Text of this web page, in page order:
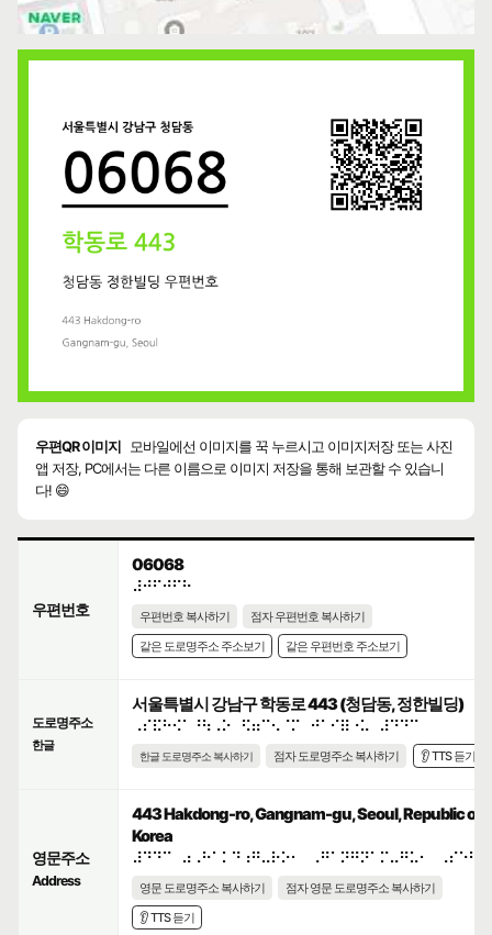
우편QR 이미지
모바일에선 이미지를 꾹 누르시고 이미지저장 또는 사진
앱 저장, PC에서는 다른 이름으로 이미지 저장을 통해 보관할 수 있습니
다! 😄
우편번호
06068
⠼⠚⠋⠚⠋⠓
우편번호 복사하기
점자 우편번호 복사하기
같은 도로명주소 주소보기
같은 우편번호 주소보기
도로명주소
한글
서울특별시 강남구 학동로 443 (청담동, 정한빌딩)
⠠⠎⠯⠓⠪⠁⠘⠳⠠⠕⠀⠫⠶⠉⠢⠈⠍⠀⠚⠁⠊⠿⠐⠥⠀⠼⠙⠙⠉
한글 도로명주소 복사하기 점자 도로명주소 복사하기 👂 TTS 듣기
영문주소
Address
443 Hakdong-ro, Gangnam-gu, Seoul, Republic of
Korea
영문 도로명주소 복사하기
점자 영문 도로명주소 복사하기
👂 TTS 듣기